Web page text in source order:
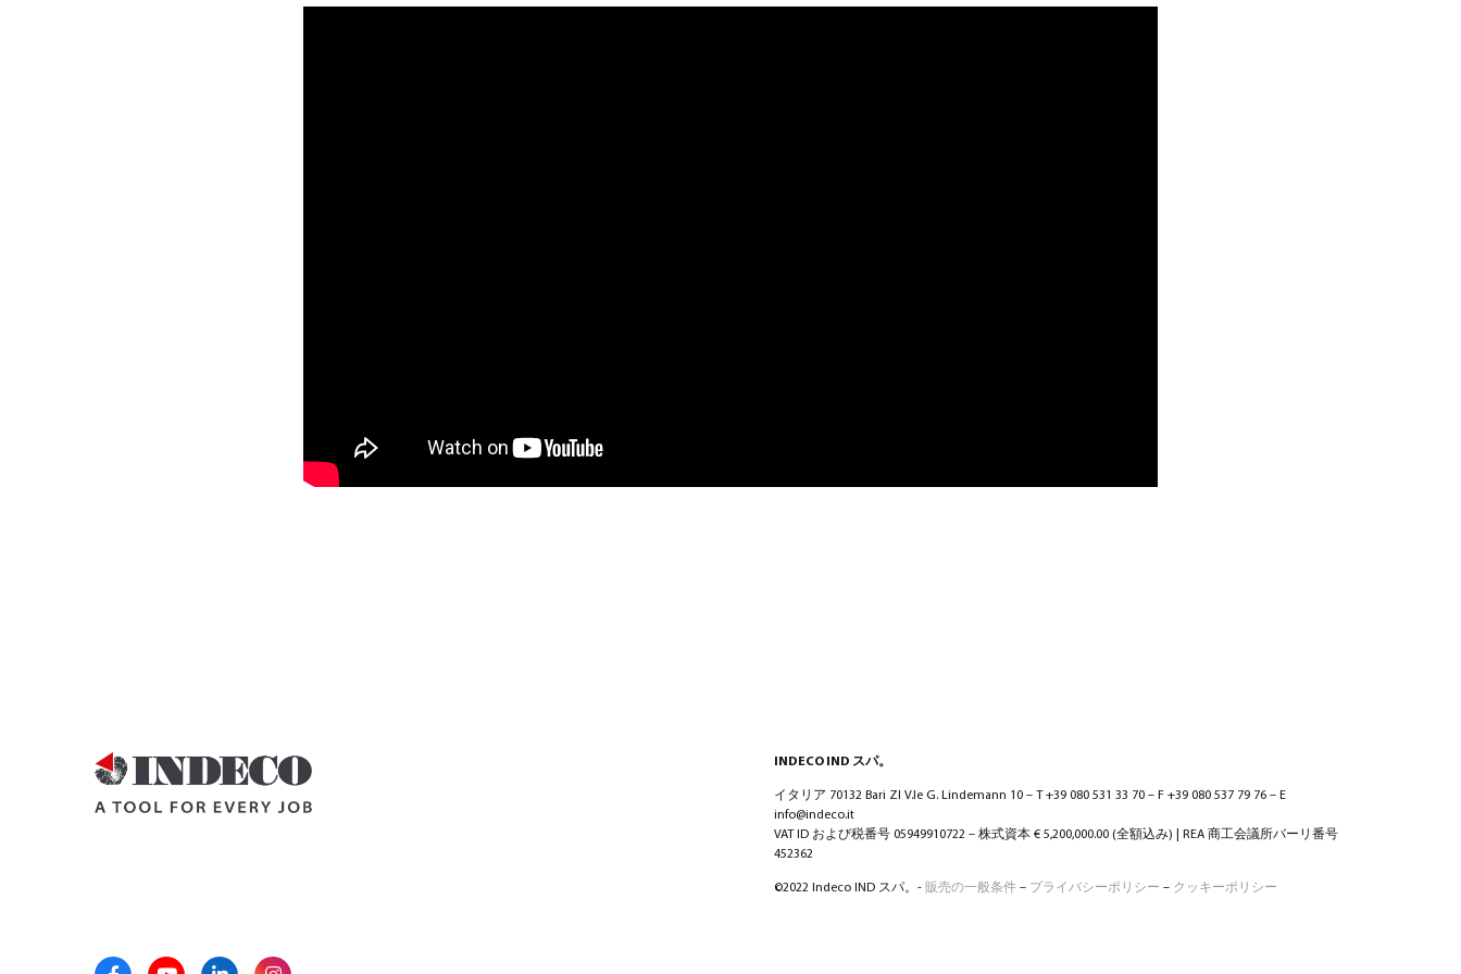
INDECO IND スパ。
イタリア 70132 Bari ZI V.le G. Lindemann 10 – T +39 080 531 33 70 – F +39 080 537 79 76 – E
info@indeco.it
VAT ID および税番号 05949910722 – 株式資本 € 5,200,000.00 (全額込み) | REA 商工会議所バーリ番号
452362
©2022 Indeco IND スパ。- 販売の一般条件 – プライバシーポリシー – クッキーポリシー